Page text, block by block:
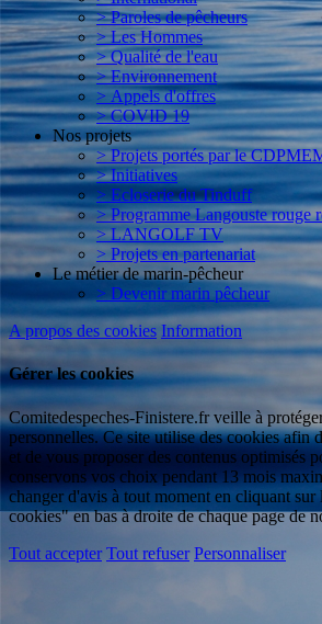
> Paroles de pêcheurs
> Les Hommes
> Qualité de l'eau
> Environnement
> Appels d'offres
> COVID 19
Nos projets
> Projets portés par le
> Initiatives
> Ecloserie du Tinduff
> Programme Langouste rouge
> LANGOLF TV
> Projets en partenariat
Le métier de marin-pêcheur
> Devenir marin pêcheur
A propos des cookies Information
Gérer les cookies
Comitedespeches-Finistere.fr veille à
personnelles. Ce site utilise des cookies afin
et de vous proposer des contenus optimisés
conservons vos choix pendant 13 mois
changer d'avis à tout moment en cliquant
cookies" en bas à droite de chaque page de
Tout accepter Tout refuser Personnaliser